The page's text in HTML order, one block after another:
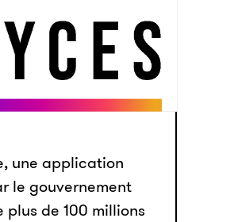
une application
le gouvernement
plus de 100 millions